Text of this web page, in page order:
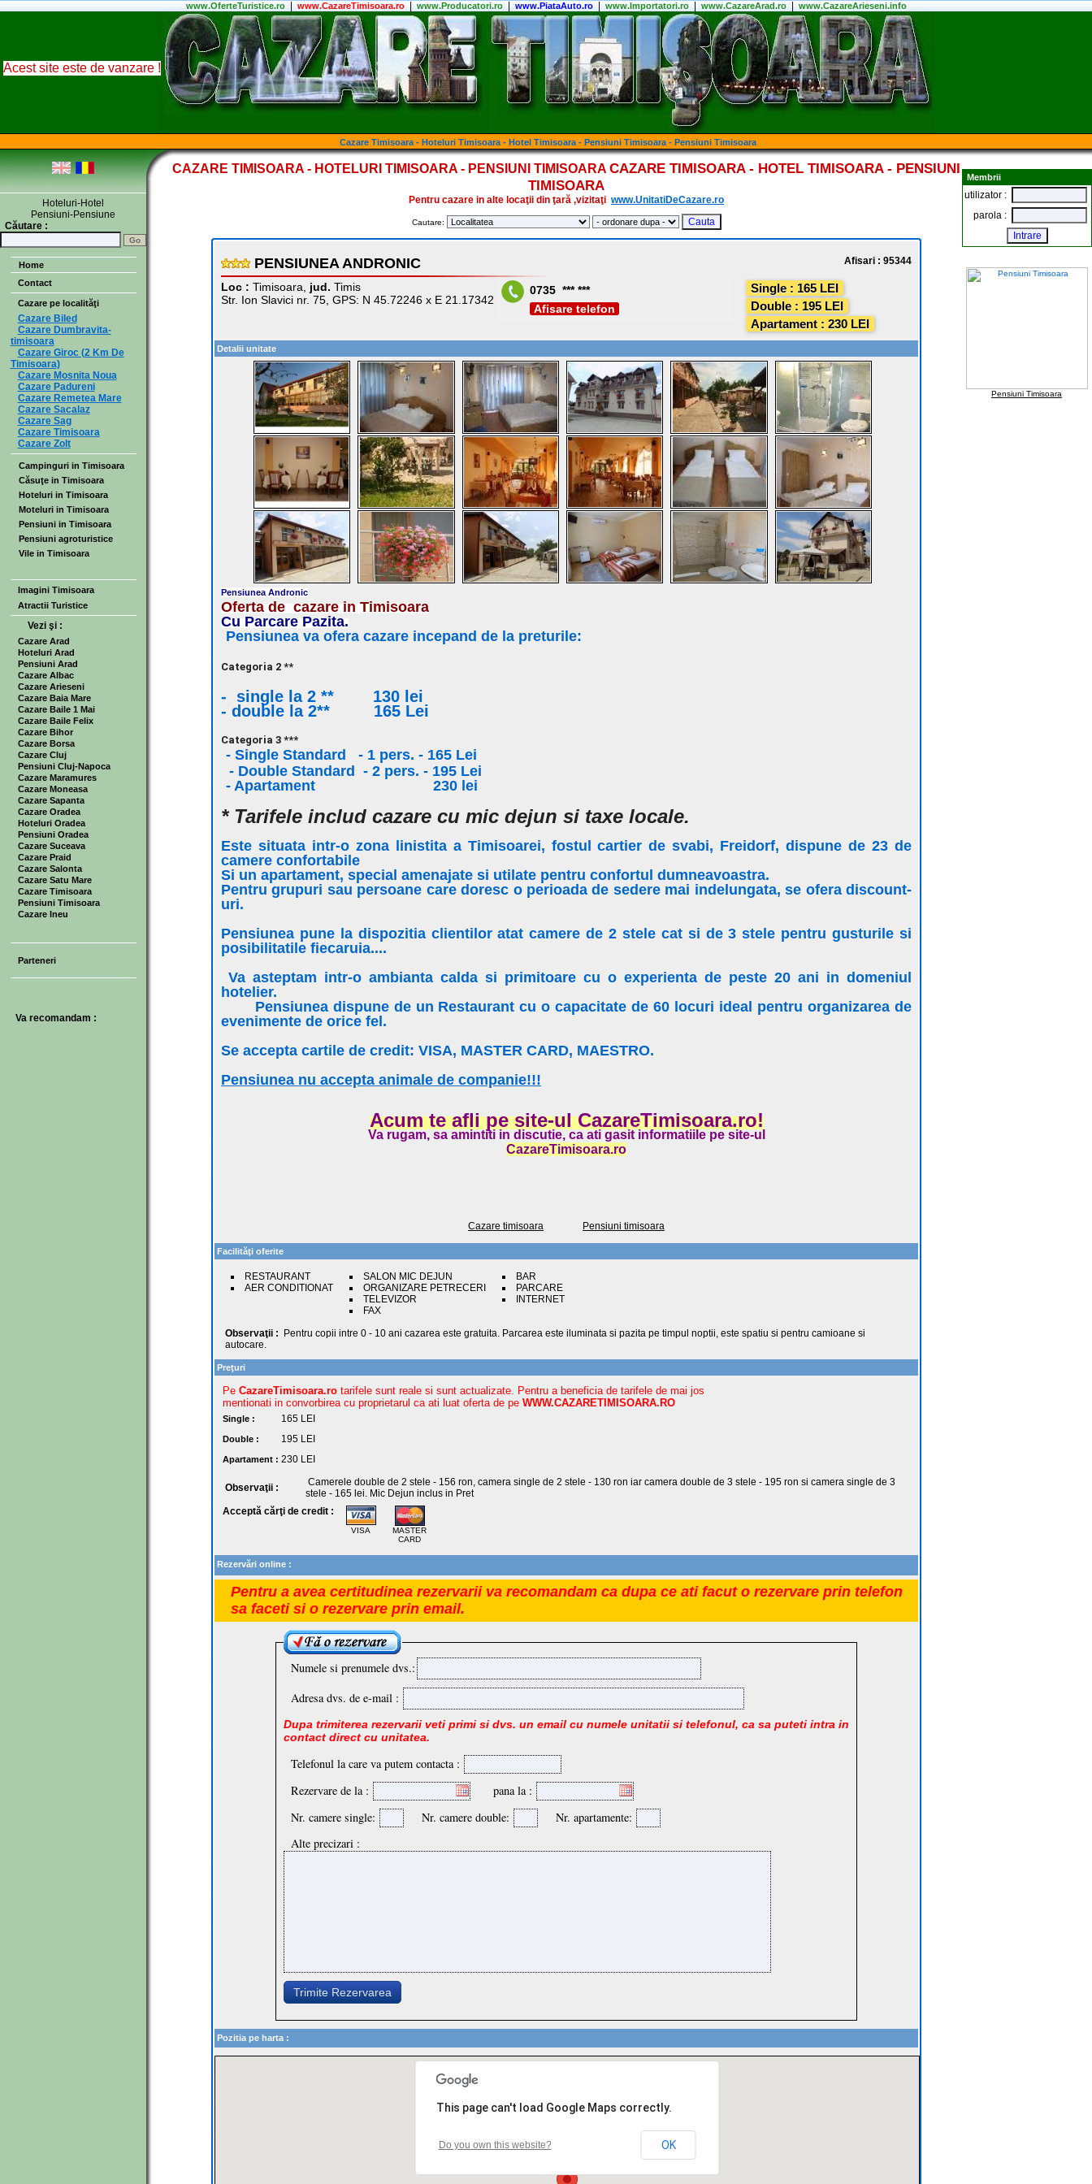
www.OferteTuristice.ro| www.CazareTimisoara.ro| www.Producatori.ro| www.PiataAuto.ro| www.Importatori.ro| www.CazareArad.ro| www.CazareArieseni.info
Acest site este de vanzare !
Cazare Timisoara - Hoteluri Timisoara - Hotel Timisoara - Pensiuni Timisoara - Pensiuni Timisoara
Hoteluri-Hotel
Pensiuni-Pensiune
Căutare :
Home
Contact
Cazare pe localităţi
Cazare Biled
Cazare Dumbravita-
timisoara
Cazare Giroc (2 Km De
Timisoara)
Cazare Mosnita Noua
Cazare Padureni
Cazare Remetea Mare
Cazare Sacalaz
Cazare Sag
Cazare Timisoara
Cazare Zolt
Campinguri in Timisoara
Căsuţe in Timisoara
Hoteluri in Timisoara
Moteluri in Timisoara
Pensiuni in Timisoara
Pensiuni agroturistice
Vile in Timisoara
Imagini Timisoara
Atractii Turistice
Vezi şi :
Cazare Arad
Hoteluri Arad
Pensiuni Arad
Cazare Albac
Cazare Arieseni
Cazare Baia Mare
Cazare Baile 1 Mai
Cazare Baile Felix
Cazare Bihor
Cazare Borsa
Cazare Cluj
Pensiuni Cluj-Napoca
Cazare Maramures
Cazare Moneasa
Cazare Sapanta
Cazare Oradea
Hoteluri Oradea
Pensiuni Oradea
Cazare Suceava
Cazare Praid
Cazare Salonta
Cazare Satu Mare
Cazare Timisoara
Pensiuni Timisoara
Cazare Ineu
Parteneri
Va recomandam :
CAZARE TIMISOARA - HOTELURI TIMISOARA - PENSIUNI TIMISOARA CAZARE TIMISOARA - HOTEL TIMISOARA - PENSIUNI
TIMISOARA
Pentru cazare in alte locaţii din ţară ,vizitaţi www.UnitatiDeCazare.ro
Cautare:
PENSIUNEA ANDRONIC Afisari : 95344
Loc : Timisoara, jud. Timis
Str. Ion Slavici nr. 75, GPS: N 45.72246 x E 21.17342
0735 *** ***
Afisare telefon
Single : 165 LEI
Double : 195 LEI
Apartament : 230 LEI
Detalii unitate
Pensiunea Andronic
Oferta de cazare in Timisoara
Cu Parcare Pazita.
Pensiunea va ofera cazare incepand de la preturile:
Categoria 2 **
- single la 2 ** 130 lei
- double la 2** 165 Lei
Categoria 3 ***
- Single Standard - 1 pers. - 165 Lei
- Double Standard - 2 pers. - 195 Lei
- Apartament 230 lei
* Tarifele includ cazare cu mic dejun si taxe locale.
Este situata intr-o zona linistita a Timisoarei, fostul cartier de svabi, Freidorf, dispune de 23 de
camere confortabile
Si un apartament, special amenajate si utilate pentru confortul dumneavoastra.
Pentru grupuri sau persoane care doresc o perioada de sedere mai indelungata, se ofera discount-
uri.
Pensiunea pune la dispozitia clientilor atat camere de 2 stele cat si de 3 stele pentru gusturile si
posibilitatile fiecaruia....
Va asteptam intr-o ambianta calda si primitoare cu o experienta de peste 20 ani in domeniul
hotelier.
Pensiunea dispune de un Restaurant cu o capacitate de 60 locuri ideal pentru organizarea de
evenimente de orice fel.
Se accepta cartile de credit: VISA, MASTER CARD, MAESTRO.
Pensiunea nu accepta animale de companie!!!
Acum te afli pe site-ul CazareTimisoara.ro!
Va rugam, sa amintiti in discutie, ca ati gasit informatiile pe site-ul
CazareTimisoara.ro
Cazare timisoara Pensiuni timisoara
Facilităţi oferite
RESTAURANT
AER CONDITIONAT
SALON MIC DEJUN
ORGANIZARE PETRECERI
TELEVIZOR
FAX
BAR
PARCARE
INTERNET
Observaţii :
Pentru copii intre 0 - 10 ani cazarea este gratuita. Parcarea este iluminata si pazita pe timpul noptii, este spatiu si pentru camioane si
autocare.
Preţuri
Pe CazareTimisoara.ro tarifele sunt reale si sunt actualizate. Pentru a beneficia de tarifele de mai jos
mentionati in convorbirea cu proprietarul ca ati luat oferta de pe WWW.CAZARETIMISOARA.RO
Single : 165 LEI
Double : 195 LEI
Apartament : 230 LEI
Observaţii :
Camerele double de 2 stele - 156 ron, camera single de 2 stele - 130 ron iar camera double de 3 stele - 195 ron si camera single de 3
stele - 165 lei. Mic Dejun inclus in Pret
Acceptă cărţi de credit :
VISA
MASTER
CARD
Rezervări online :
Pentru a avea certitudinea rezervarii va recomandam ca dupa ce ati facut o rezervare prin telefon
sa faceti si o rezervare prin email.
Numele si prenumele dvs.:
Adresa dvs. de e-mail :
Dupa trimiterea rezervarii veti primi si dvs. un email cu numele unitatii si telefonul, ca sa puteti intra in
contact direct cu unitatea.
Telefonul la care va putem contacta :
Rezervare de la :
pana la :
Nr. camere single:
Nr. camere double:
Nr. apartamente:
Alte precizari :
Trimite Rezervarea
Pozitia pe harta :
This page can't load Google Maps correctly.
Do you own this website? OK
Membrii
utilizator :
parola :
Pensiuni Timisoara